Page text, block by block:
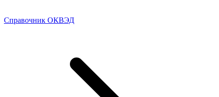
Справочник ОКВЭД